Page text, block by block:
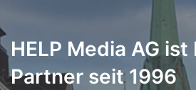
HELP Media AG
Partner seit 1996